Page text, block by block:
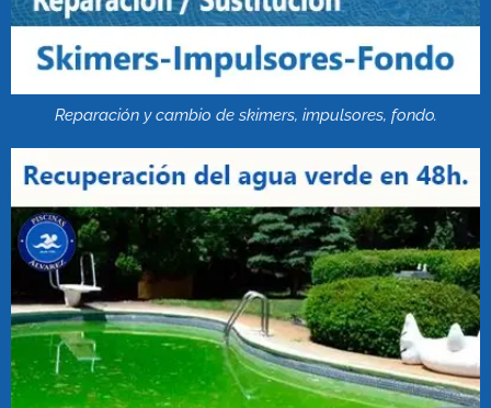
Reparación y cambio de skimers, impulsores, fondo.